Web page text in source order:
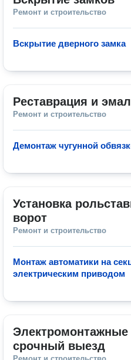
Ремонт и строительство
Вскрытие дверного замка
Реставрация и
Ремонт и строительство
Демонтаж чугунной
Установка
ворот
Ремонт и строительство
Монтаж автоматики на
электрическим приводом
срочный выезд